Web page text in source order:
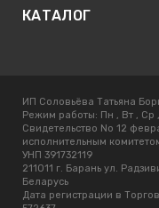
КАТАЛОГ
ИП Соловьёва Татьяна
Режим работы: Пн , Вт , Ср
Свидетельство No 12
исполнительным
УНП 391732119
211011 г. Барань ул.
Беларусь
Дата регистрации в